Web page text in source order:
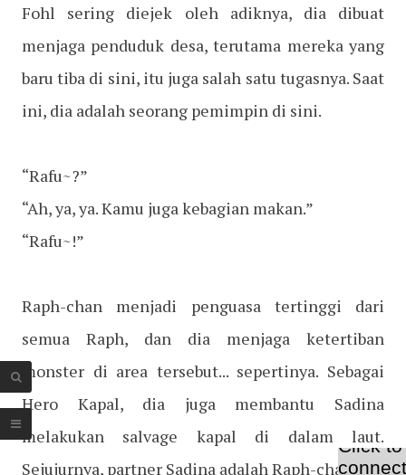
Fohl sering diejek oleh adiknya, dia dibuat
menjaga penduduk desa, terutama mereka yang
baru tiba di sini, itu juga salah satu tugasnya. Saat
ini, dia adalah seorang pemimpin di sini.
“Rafu~?”
“Ah, ya, ya. Kamu juga kebagian makan.”
“Rafu~!”
Raph-chan menjadi penguasa tertinggi dari
semua Raph, dan dia menjaga ketertiban
monster di area tersebut... sepertinya. Sebagai
Hero Kapal, dia juga membantu Sadina
melakukan salvage kapal di dalam laut.
Sejujurnya, partner Sadina adalah Raph-chan.